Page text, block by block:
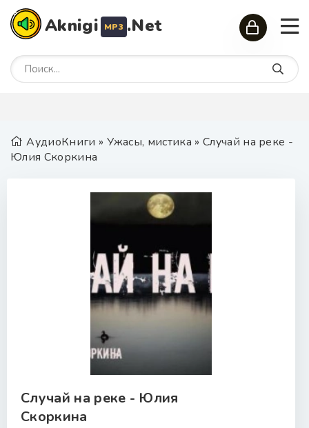
Aknigi MP3 .Net
АудиоКниги » Ужасы, мистика » Случай на реке -
Юлия Скоркина
Случай на реке - Юлия
Скоркина